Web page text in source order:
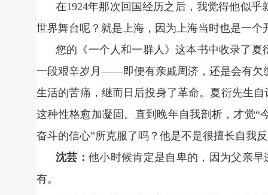
在1924年那次回国经历之后，我觉得他似
世界舞台呢？就是上海，因为上海当时也是一
您的《一个人和一群人》这本书中收录了
一段艰辛岁月——即便有亲戚周济，还是会有欠
生活的苦痛，继而日后投身了革命。夏衍先生
这种性格愈加凝固。直到晚年自我剖析，才觉“
奋斗的信心”所克服了吗？他是不是很擅长自我
沈芸：他小时候肯定是自卑的，因为父亲
有。